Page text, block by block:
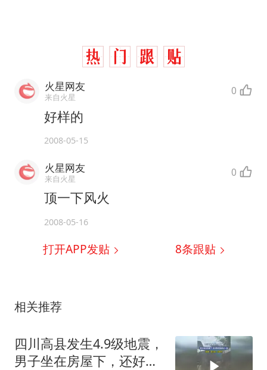
挡“张雪机车”民进党当局怕什么
萌娃帮爷爷脱玉米 卖力干活超可爱
火星网友
来自火星 0
好样的
2008-05-15
火星网友
来自火星 0
顶一下风火
2008-05-16
打开APP发贴 8条跟贴
相关推荐
四川高县发生4.9级地震，
男子坐在房屋下，还好跑